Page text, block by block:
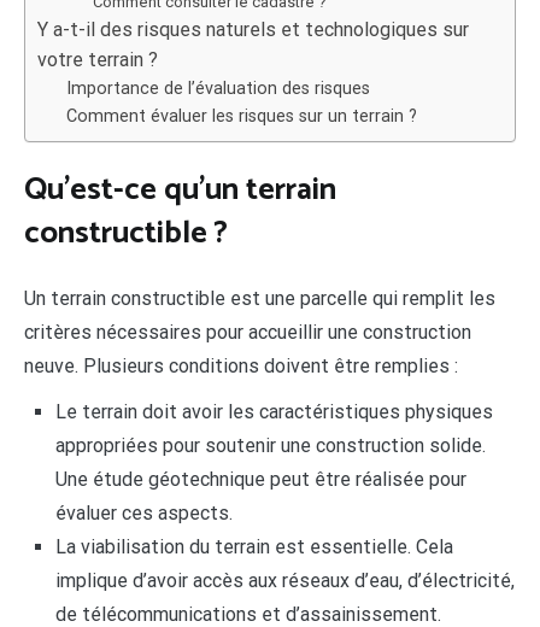
Y a-t-il des risques naturels et technologiques sur
votre terrain ?
Importance de l’évaluation des risques
Comment évaluer les risques sur un terrain ?
Qu’est-ce qu’un terrain
constructible ?
Un terrain constructible est une parcelle qui remplit les
critères nécessaires pour accueillir une construction
neuve. Plusieurs conditions doivent être remplies :
Le terrain doit avoir les caractéristiques physiques
appropriées pour soutenir une construction solide.
Une étude géotechnique peut être réalisée pour
évaluer ces aspects.
La viabilisation du terrain est essentielle. Cela
implique d’avoir accès aux réseaux d’eau, d’électricité,
de télécommunications et d’assainissement.